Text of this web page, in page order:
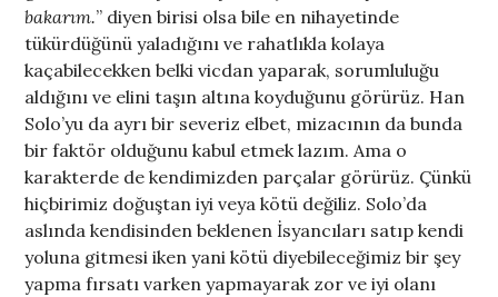
bakarım.” diyen birisi olsa bile en nihayetinde
tükürdüğünü yaladığını ve rahatlıkla kolaya
kaçabilecekken belki vicdan yaparak, sorumluluğu
aldığını ve elini taşın altına koyduğunu görürüz. Han
Solo’yu da ayrı bir severiz elbet, mizacının da bunda
bir faktör olduğunu kabul etmek lazım. Ama o
karakterde de kendimizden parçalar görürüz. Çünkü
hiçbirimiz doğuştan iyi veya kötü değiliz. Solo’da
aslında kendisinden beklenen İsyancıları satıp kendi
yoluna gitmesi iken yani kötü diyebileceğimiz bir şey
yapma fırsatı varken yapmayarak zor ve iyi olanı